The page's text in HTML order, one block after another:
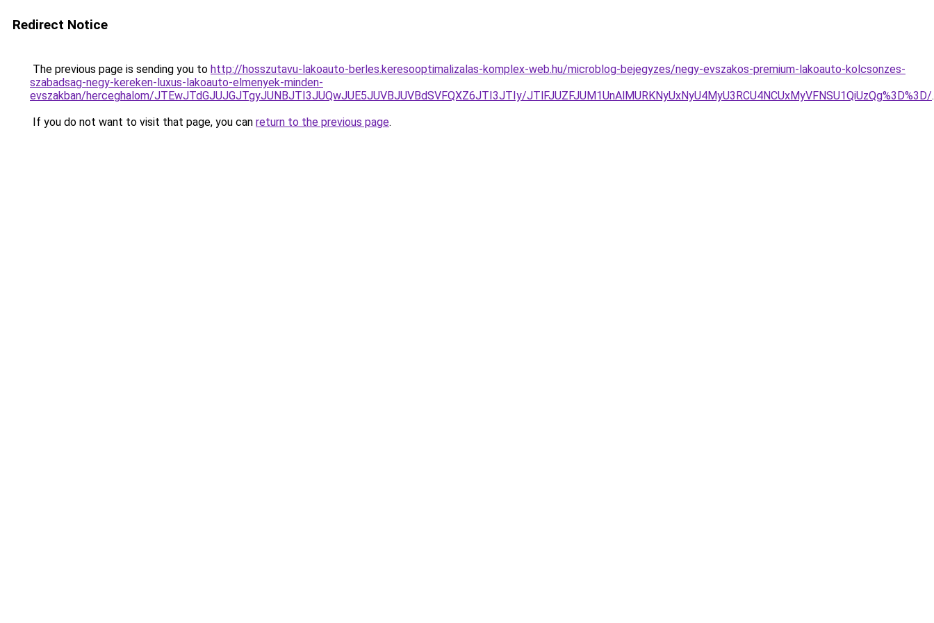
Redirect Notice
The previous page is sending you to http://hosszutavu-lakoauto-berles.keresooptimalizalas-komplex-web.hu/microblog-bejegyzes/negy-evszakos-premium-lakoauto-kolcsonzes-
szabadsag-negy-kereken-luxus-lakoauto-elmenyek-minden-
evszakban/herceghalom/JTEwJTdGJUJGJTgyJUNBJTI3JUQwJUE5JUVBJUVBdSVFQXZ6JTI3JTIy/JTlFJUZFJUM1UnAlMURKNyUxNyU4MyU3RCU4NCUxMyVFNSU1QiUzQg%3D%3D/.
If you do not want to visit that page, you can return to the previous page.